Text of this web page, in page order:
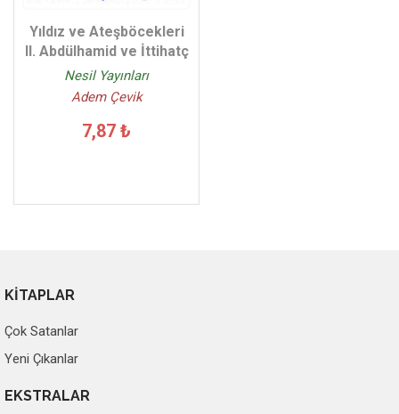
Yıldız ve Ateşböcekleri
II. Abdülhamid ve İttihatç
Nesil Yayınları
Adem Çevik
7,87 ₺
KİTAPLAR
Çok Satanlar
Yeni Çıkanlar
EKSTRALAR